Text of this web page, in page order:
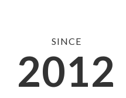
SINCE
2012